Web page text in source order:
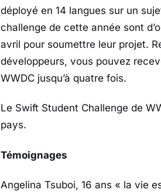
déployé en 14 langues sur un
challenge de cette année sont
avril pour soumettre leur projet.
développeurs, vous pouvez
WWDC jusqu’à quatre fois.
Le Swift Student Challenge de
pays.
Témoignages
Angelina Tsuboi, 16 ans « la vie